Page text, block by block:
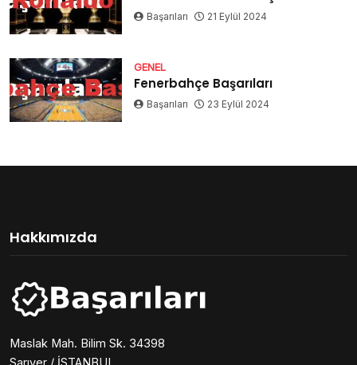
Başarıları 21 Eylül 2024
GENEL
Fenerbahçe Başarıları
Başarıları 23 Eylül 2024
Hakkımızda
Maslak Mah. Bilim Sk. 34398
Sarıyer / İSTANBUL